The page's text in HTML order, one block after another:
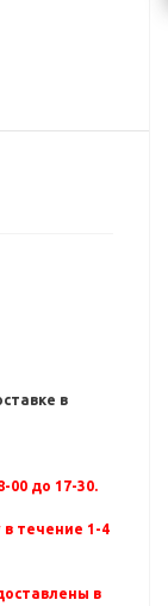
в
00 до 17-30.
течение 1-4
в